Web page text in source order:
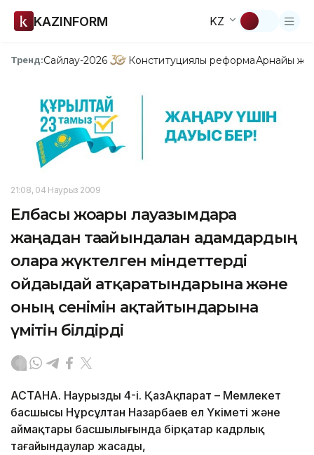
KAZINFORM KZ
Тренд:Сайлау-2026 Конституциялық реформаАрнайы
21:08, 04 Наурыз 2009
Елбасы жоғары лауазымдарға
жаңадан тағайындалған адамдардың
оларға жүктелген міндеттерді
ойдағыдай атқаратындарына және
оның сенімін ақтайтындарына
үмітін білдірді
АСТАНА. Наурыздың 4-і. ҚазАқпарат – Мемлекет
басшысы Нұрсұлтан Назарбаев ел Үкіметі және
аймақтары басшылығында бірқатар кадрлық
тағайындаулар жасады,